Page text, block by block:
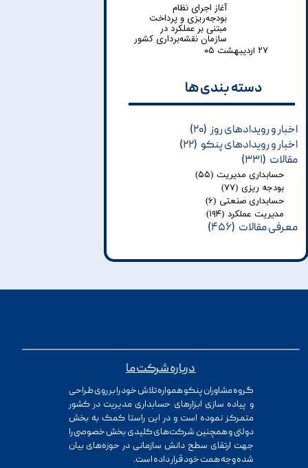
آغاز اجرای نظام
بودجه‌ریزی و پرداخت
مبتنی بر عملکرد در
سازمان نقشه‌برداری کشور
۲۷ اردیبهشت ۰۵
دسته بندی ها​​​​​​​
اخبار و رویدادهای روز (۲۰)
اخبار و رویدادهای پنکو (۲۲)
مقالات (۳۳۱)
حسابداری مدیریت (۵۵)
بودجه ریزی (۷۷)
حسابداری صنعتی (۶)
مدیریت عملکرد (۱۹۴)
معرفی مقالات (۴۵۶)
گروه مشاوران پنکو همواره تلاش خود را بر روی طراحی
و پیاده سازی ابزارهای حسابداری مدیریت در کشور
متمرکز نموده است و در این راستا کمک به بخش
دولتی و همچنین شرکت‌های کلیدی بخش خصوصی را
جهت ارتقای سطح دانش سازمانی در حوزه‌های بیان
شده وجه همت خود قرار داده است.
درباره شرکت ما